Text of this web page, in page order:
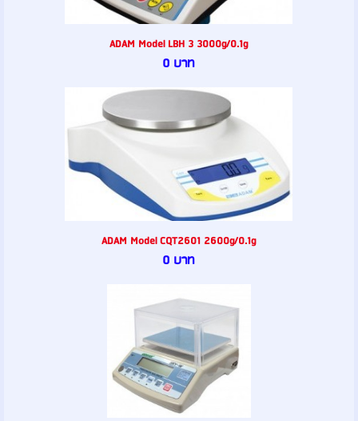
ADAM Model LBH 3 3000g/0.1g
0 บาท
ADAM Model CQT2601 2600g/0.1g
0 บาท